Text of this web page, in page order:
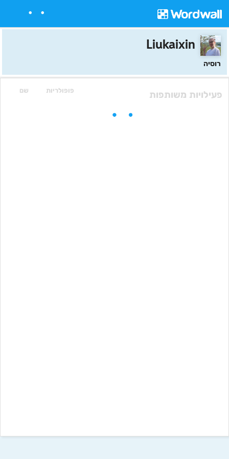
Liukaixin
רוסיה
פופולריות שם פעילויות משותפות